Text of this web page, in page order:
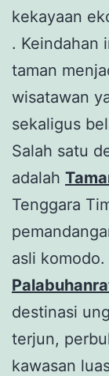
kekayaan
. Keindahan
taman
wisatawan
sekaligus
Salah satu
adalah
Tenggara
asli
destinasi
terjun,
kawasan